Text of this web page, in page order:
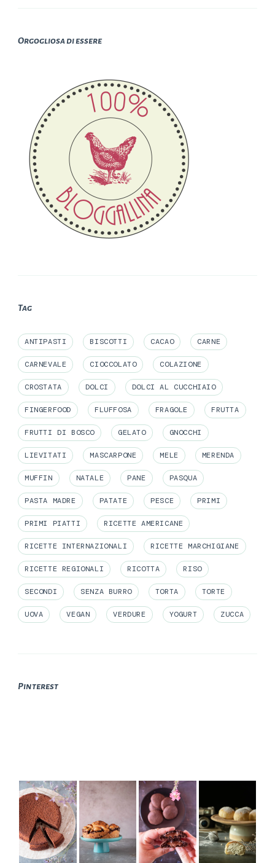
Orgogliosa di essere
Tag
ANTIPASTI BISCOTTI CACAO CARNE
CARNEVALE CIOCCOLATO COLAZIONE
CROSTATA DOLCI DOLCI AL CUCCHIAIO
FINGERFOOD FLUFFOSA FRAGOLE FRUTTA
FRUTTI DI BOSCO GELATO GNOCCHI
LIEVITATI MASCARPONE MELE MERENDA
MUFFIN NATALE PANE PASQUA
PASTA MADRE PATATE PESCE PRIMI
PRIMI PIATTI RICETTE AMERICANE
RICETTE INTERNAZIONALI RICETTE MARCHIGIANE
RICETTE REGIONALI RICOTTA RISO
SECONDI SENZA BURRO TORTA TORTE
UOVA VEGAN VERDURE YOGURT ZUCCA
Pinterest